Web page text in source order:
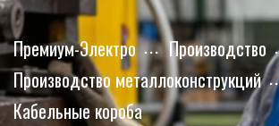
Премиум-Электро
Производство
Производство металлоконструкций
Кабельные короба